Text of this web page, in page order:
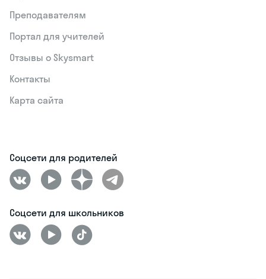
Преподавателям
Портал для учителей
Отзывы о Skysmart
Контакты
Карта сайта
Соцсети для родителей
Соцсети для школьников